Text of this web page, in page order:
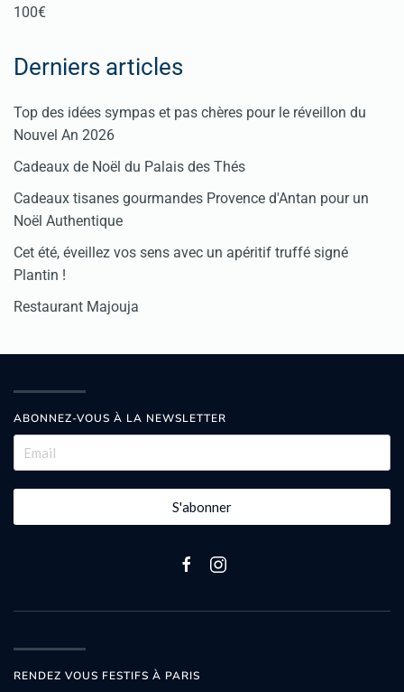
100€
Derniers articles
Top des idées sympas et pas chères pour le réveillon du
Nouvel An 2026
Cadeaux de Noël du Palais des Thés
Cadeaux tisanes gourmandes Provence d'Antan pour un
Noël Authentique
Cet été, éveillez vos sens avec un apéritif truffé signé
Plantin !
Restaurant Majouja
ABONNEZ-VOUS À LA NEWSLETTER
S'abonner
RENDEZ VOUS FESTIFS À PARIS